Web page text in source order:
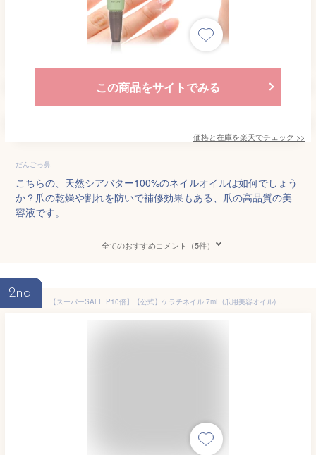
この商品をサイトでみる
価格と在庫を楽天でチェック >>
だんごっ鼻
こちらの、天然シアバター100%のネイルオイルは如何でしょう
か？爪の乾燥や割れを防いで補修効果もある、爪の高品質の美
容液です。
全てのおすすめコメント（5件）
2nd
【スーパーSALE P10倍】【公式】ケラチネイル 7mL (爪用美容オイル) ネイルオイル 筆タイプ キューティクルオイル 甘皮ケアオイル ハイポニキウム 保湿 オイル ケラチン配合 ローズの香り 2枚爪 ツヤツヤ ネイル美容液 ネイル